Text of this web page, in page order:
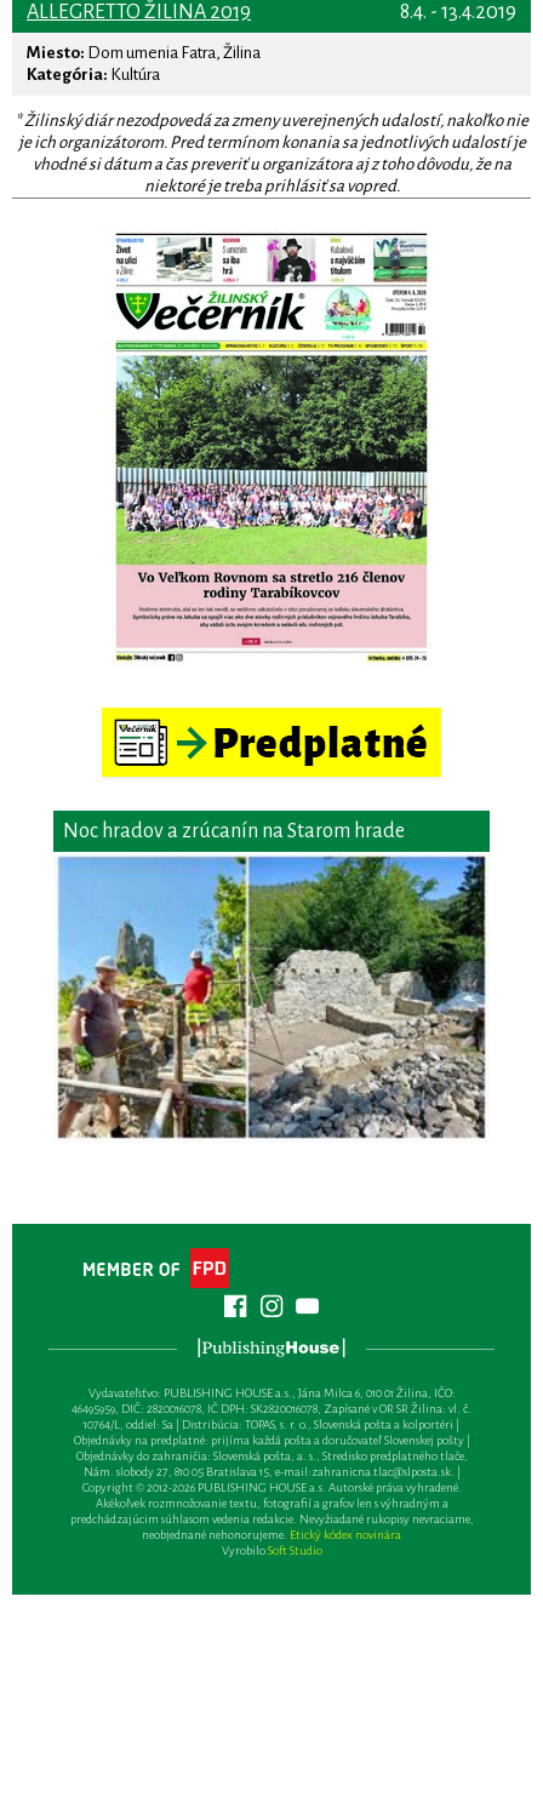
8.4. - 13.4.2019
ALLEGRETTO ŽILINA 2019
Miesto: Dom umenia Fatra, Žilina
Kategória: Kultúra
* Žilinský diár nezodpovedá za zmeny uverejnených udalostí, nakoľko nie
je ich organizátorom. Pred termínom konania sa jednotlivých udalostí je
vhodné si dátum a čas preveriť u organizátora aj z toho dôvodu, že na
niektoré je treba prihlásiť sa vopred.
Noc hradov a zrúcanín na Starom hrade
Vydavateľsťvo: PUBLISHING HOUSE a.s., Jána Milca 6, 010 01 Žilina, IČO:
46495959, DIČ: 2820016078, IČ DPH: SK2820016078, Zapísané v OR SR Žilina: vl. č.
10764/L, oddiel: Sa | Distribúcia: TOPAS, s. r. o., Slovenská pošta a kolportéri |
Objednávky na predplatné: prijíma každá pošta a doručovateľ Slovenskej pošty |
Objednávky do zahraničia: Slovenská pošta, a. s., Stredisko predplatného tlače,
Nám. slobody 27, 810 05 Bratislava 15, e-mail:zahranicna.tlac@slposta.sk. |
Copyright © 2012-2026 PUBLISHING HOUSE a.s. Autorské práva vyhradené.
Akékoľvek rozmnožovanie textu, fotografií a grafov len s výhradným a
predchádzajúcim súhlasom vedenia redakcie. Nevyžiadané rukopisy nevraciame,
neobjednané nehonorujeme. Etický kódex novinára
VyrobiloSoft Studio